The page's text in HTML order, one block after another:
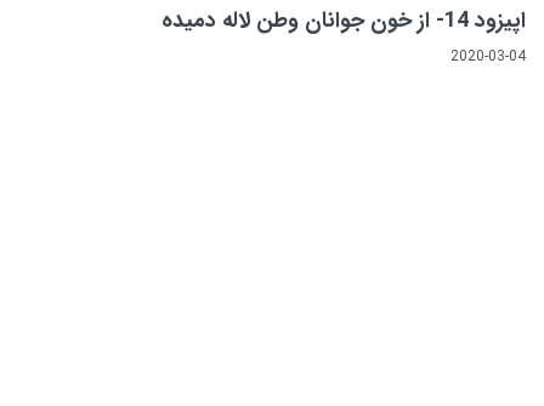
اپیزود 14- از خون جوانان وطن لاله دمیده
2020-03-04